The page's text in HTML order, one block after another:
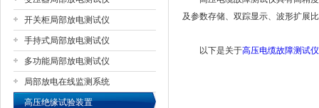
开关柜局部放电测试仪
手持式局部放电测试仪
多功能局部放电测试仪
局部放电在线监测系统
高压绝缘试验装置
及参数存储、双踪显示、波形扩展
以下是关于高压电缆故障测试仪